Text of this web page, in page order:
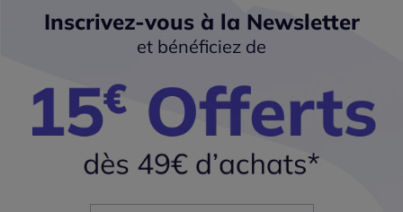
Inscrivez-vous à la Newsletter
et bénéficiez de